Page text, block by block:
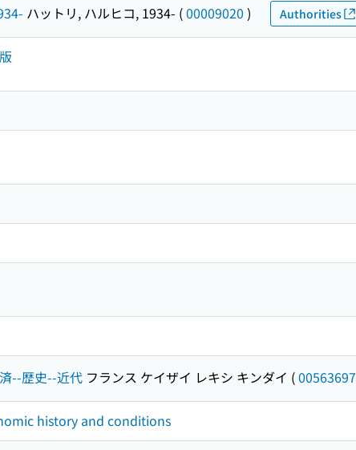
ハットリ, ハルヒコ, 1934- (00009020 ) Authorities
--歴史--近代 フランス ケイザイ レキシ キンダイ (00563697
history and conditions